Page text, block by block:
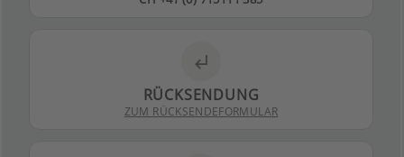
subdirectory_arrow_left
RÜCKSENDUNG
ZUM RÜCKSENDEFORMULAR